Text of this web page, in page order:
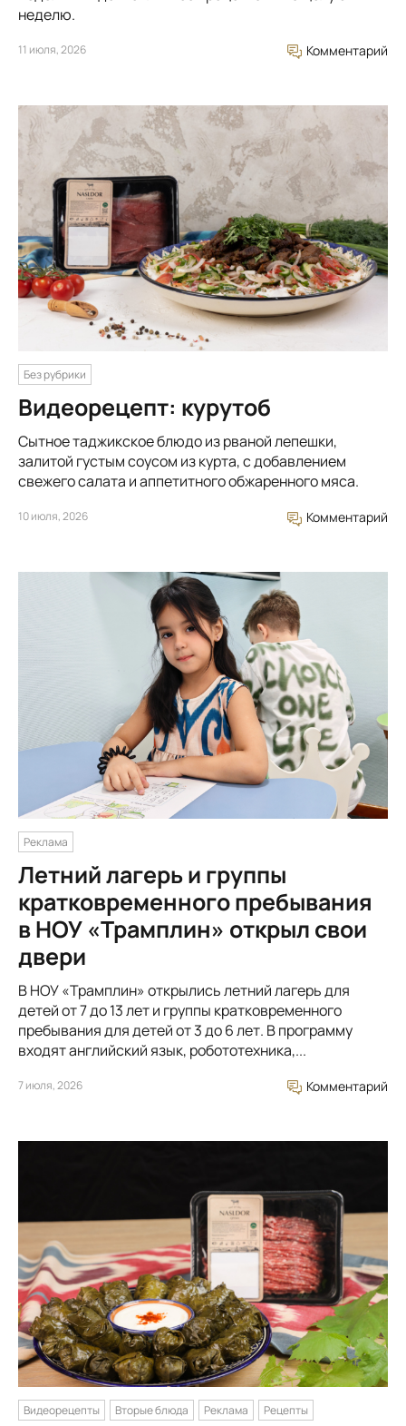
неделю.
11 июля, 2026 Комментарий
Без рубрики
Видеорецепт: курутоб
Сытное таджикское блюдо из рваной лепешки,
залитой густым соусом из курта, с добавлением
свежего салата и аппетитного обжаренного мяса.
10 июля, 2026 Комментарий
Реклама
Летний лагерь и группы
кратковременного пребывания
в НОУ «Трамплин» открыл свои
двери
В НОУ «Трамплин» открылись летний лагерь для
детей от 7 до 13 лет и группы кратковременного
пребывания для детей от 3 до 6 лет. В программу
входят английский язык, робототехника,...
7 июля, 2026 Комментарий
Видеорецепты Вторые блюда Реклама Рецепты